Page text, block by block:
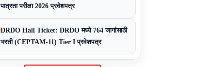
पात्रता परीक्षा 2026 प्रवेशपत्र
DRDO Hall Ticket: DRDO मध्ये 764 जागांसाठी
भरती (CEPTAM-11) Tier I प्रवेशपत्र